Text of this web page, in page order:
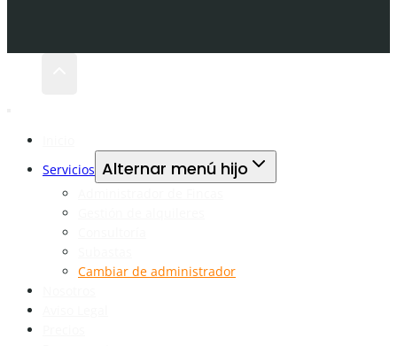
Servicios Alternar menú hijo
Cambiar de administrador